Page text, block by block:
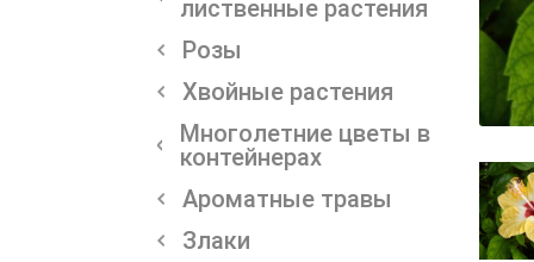
лиственные растения
Розы
Хвойные растения
Многолетние цветы в
контейнерах
Ароматные травы
Злаки